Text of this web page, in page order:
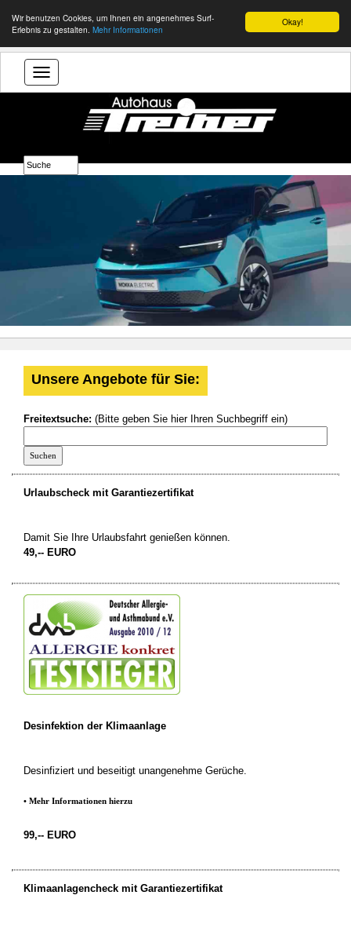
Okay!
Wir benutzen Cookies, um Ihnen ein angenehmes Surf-
Erlebnis zu gestalten. Mehr Informationen
Unsere Angebote für Sie:
Freitextsuche: (Bitte geben Sie hier Ihren Suchbegriff ein)
Urlaubscheck mit Garantiezertifikat
Damit Sie Ihre Urlaubsfahrt genießen können.
49,-- EURO
Desinfektion der Klimaanlage
Desinfiziert und beseitigt unangenehme Gerüche.
• Mehr Informationen hierzu
99,-- EURO
Klimaanlagencheck mit Garantiezertifikat